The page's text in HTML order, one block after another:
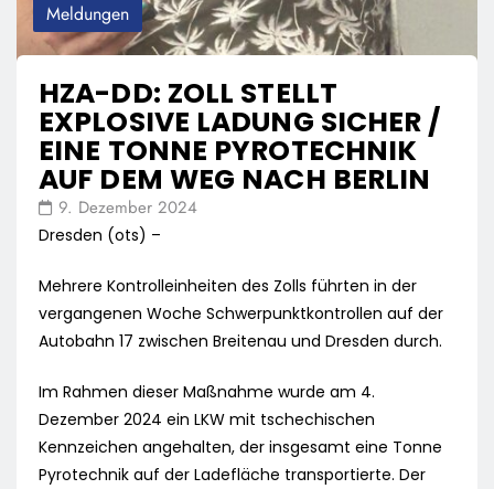
Meldungen
HZA-DD: ZOLL STELLT
EXPLOSIVE LADUNG SICHER /
EINE TONNE PYROTECHNIK
AUF DEM WEG NACH BERLIN
9. Dezember 2024
Dresden (ots) –
Mehrere Kontrolleinheiten des Zolls führten in der
vergangenen Woche Schwerpunktkontrollen auf der
Autobahn 17 zwischen Breitenau und Dresden durch.
Im Rahmen dieser Maßnahme wurde am 4.
Dezember 2024 ein LKW mit tschechischen
Kennzeichen angehalten, der insgesamt eine Tonne
Pyrotechnik auf der Ladefläche transportierte. Der